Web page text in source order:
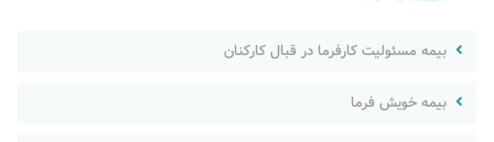
بیمه مسئولیت کارفرما در قبال کارکنان
بیمه خویش فرما